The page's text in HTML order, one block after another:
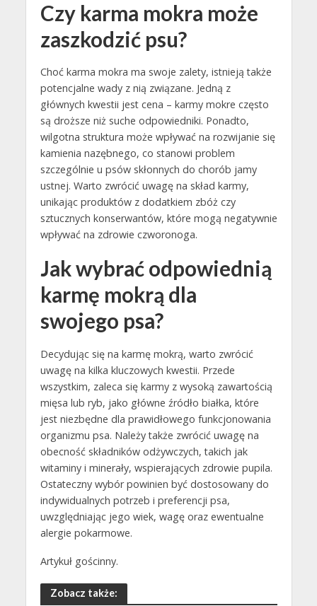
Czy karma mokra może
zaszkodzić psu?
Choć karma mokra ma swoje zalety, istnieją także
potencjalne wady z nią związane. Jedną z
głównych kwestii jest cena – karmy mokre często
są droższe niż suche odpowiedniki. Ponadto,
wilgotna struktura może wpływać na rozwijanie się
kamienia nazębnego, co stanowi problem
szczególnie u psów skłonnych do chorób jamy
ustnej. Warto zwrócić uwagę na skład karmy,
unikając produktów z dodatkiem zbóż czy
sztucznych konserwantów, które mogą negatywnie
wpływać na zdrowie czworonoga.
Jak wybrać odpowiednią
karmę mokrą dla
swojego psa?
Decydując się na karmę mokrą, warto zwrócić
uwagę na kilka kluczowych kwestii. Przede
wszystkim, zaleca się karmy z wysoką zawartością
mięsa lub ryb, jako główne źródło białka, które
jest niezbędne dla prawidłowego funkcjonowania
organizmu psa. Należy także zwrócić uwagę na
obecność składników odżywczych, takich jak
witaminy i minerały, wspierających zdrowie pupila.
Ostateczny wybór powinien być dostosowany do
indywidualnych potrzeb i preferencji psa,
uwzględniając jego wiek, wagę oraz ewentualne
alergie pokarmowe.
Artykuł gościnny.
Zobacz także: